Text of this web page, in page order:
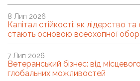
Капітал стійкості: як лідерство та
стають основою всеохопної
8 Лип 2026
Ветеранський бізнес: від
глобальних можливостей
7 Лип 2026